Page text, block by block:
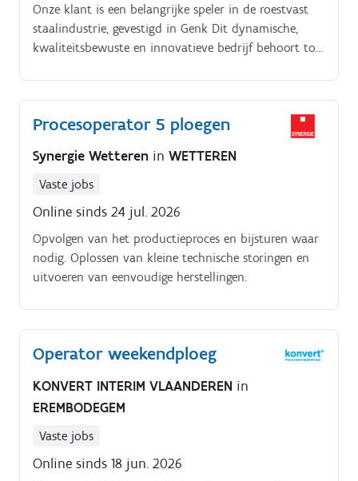
Onze klant is een belangrijke speler in de roestvast
staalindustrie, gevestigd in Genk Dit dynamische,
kwaliteitsbewuste en innovatieve bedrijf behoort tot
moderne technologie en vooruitgang Het onderhoud
van de machines Het uitvoeren van manuele
handelingen als procesoperator Het toepassen van
werkzaamheden Het bijdragen aan het optimaliseren
van het productieproces Het zorgen voor een vlot en
Procesoperator 5 ploegen
Synergie Wetteren in WETTEREN
Vaste jobs
Online sinds 24 jul. 2026
Opvolgen van het productieproces en bijsturen waar
nodig. Oplossen van kleine technische storingen en
uitvoeren van eenvoudige herstellingen.
Operator weekendploeg
KONVERT INTERIM VLAANDEREN in
EREMBODEGEM
Vaste jobs
Online sinds 18 jun. 2026